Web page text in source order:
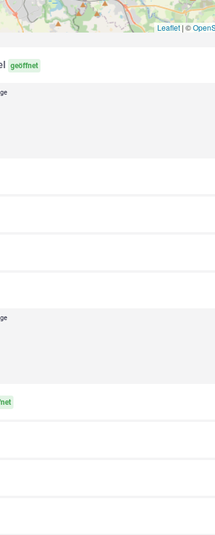
Leaflet | ©
geöffnet